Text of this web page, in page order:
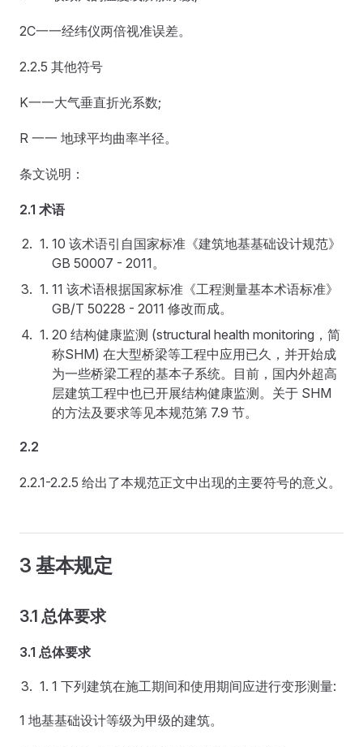
2C一一经纬仪两倍视准误差。
2.2.5 其他符号
K一一大气垂直折光系数;
R 一一 地球平均曲率半径。
条文说明：
2.1 术语
10 该术语引自国家标准《建筑地基基础设计规范》
GB 50007 - 2011。
11 该术语根据国家标准《工程测量基本术语标准》
GB/T 50228 - 2011 修改而成。
20 结构健康监测 (structural health monitoring，简
称SHM) 在大型桥梁等工程中应用已久，并开始成
为一些桥梁工程的基本子系统。目前，国内外超高
层建筑工程中也已开展结构健康监测。关于 SHM
的方法及要求等见本规范第 7.9 节。
2.2
2.2.1-2.2.5 给出了本规范正文中出现的主要符号的意义。
3 基本规定
3.1 总体要求
3.1 总体要求
1 下列建筑在施工期间和使用期间应进行变形测量:
1 地基基础设计等级为甲级的建筑。